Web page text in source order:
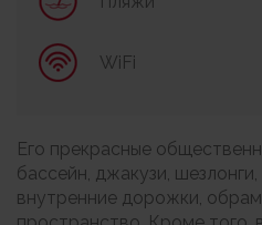
WiFi
Его прекрасные
бассейн, джакузи,
внутренние дорожки,